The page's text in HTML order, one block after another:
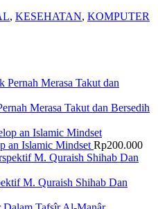
, KESEHATAN, KOMPUTER
Merasa Takut dan Bersedih
an Islamic Mindset Rp200.000
M. Quraish Shihab Dan